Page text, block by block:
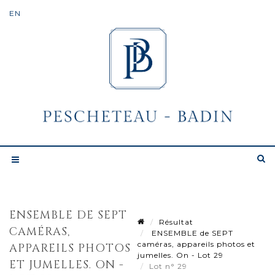
ENSEMBLE DE SEPT
CAMÉRAS,
APPAREILS PHOTOS
ET JUMELLES. ON -
Résultat
ENSEMBLE de SEPT
caméras, appareils photos et
jumelles. On - Lot 29
Lot n° 29